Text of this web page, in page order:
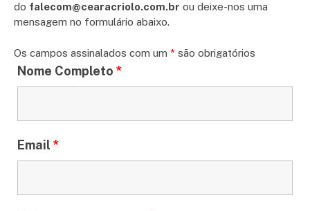
do falecom@cearacriolo.com.br ou deixe-nos uma
mensagem no formulário abaixo.
Os campos assinalados com um * são obrigatórios
Nome Completo *
Email *